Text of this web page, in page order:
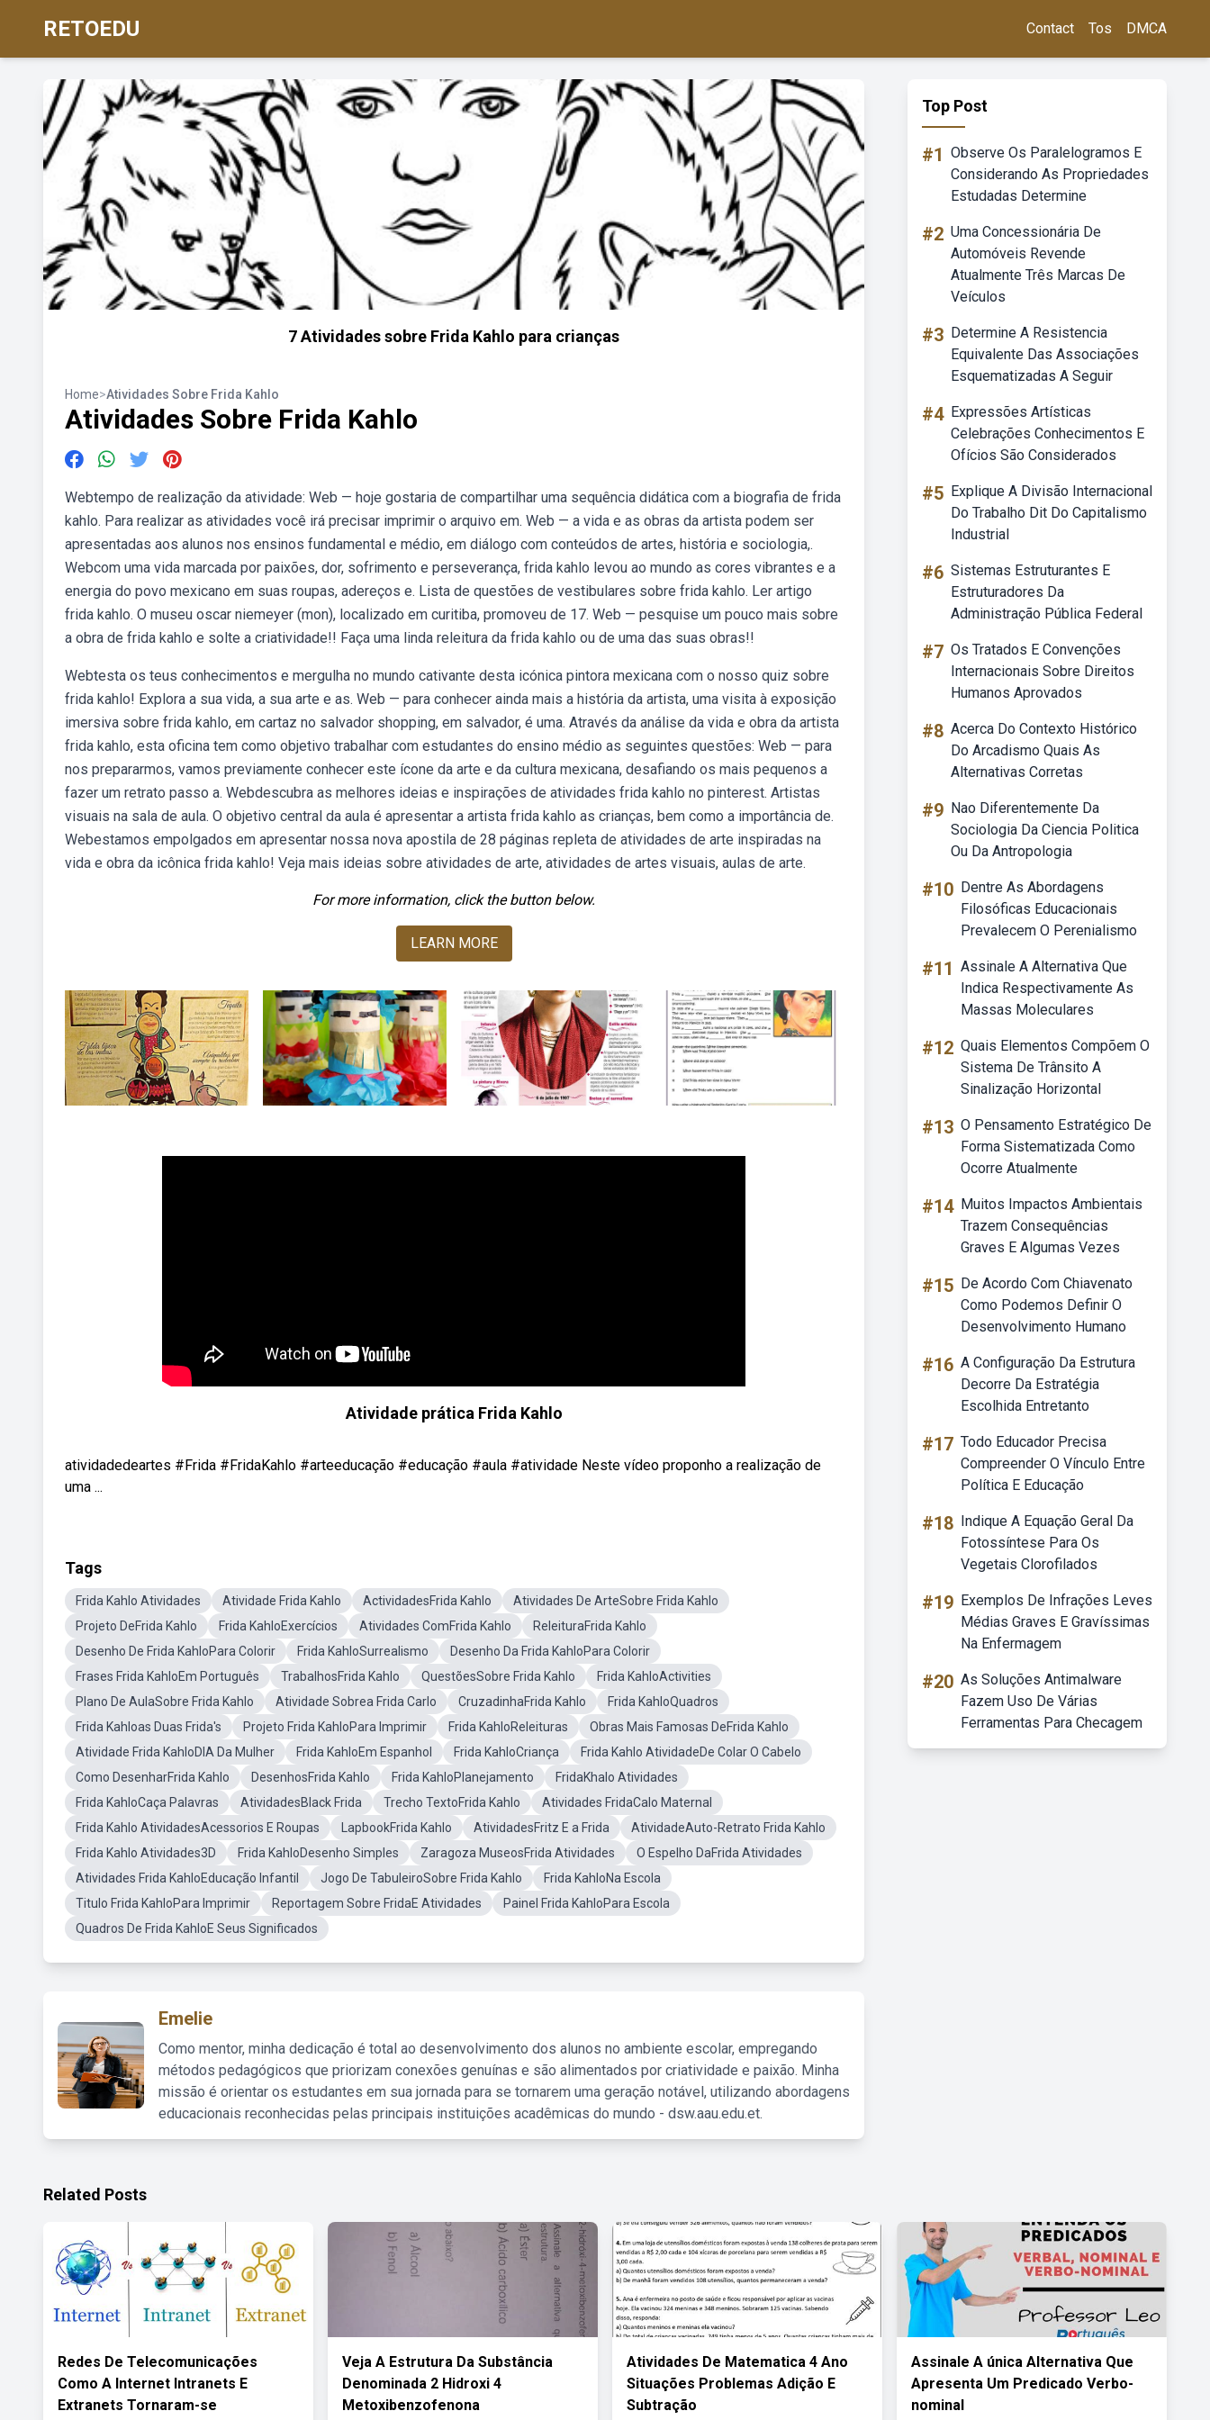
RETOEDU Contact Tos DMCA
7 Atividades sobre Frida Kahlo para crianças
Home>Atividades Sobre Frida Kahlo
Atividades Sobre Frida Kahlo
Webtempo de realização da atividade: Web — hoje gostaria de compartilhar uma sequência didática com a biografia de frida
kahlo. Para realizar as atividades você irá precisar imprimir o arquivo em. Web — a vida e as obras da artista podem ser
apresentadas aos alunos nos ensinos fundamental e médio, em diálogo com conteúdos de artes, história e sociologia,.
Webcom uma vida marcada por paixões, dor, sofrimento e perseverança, frida kahlo levou ao mundo as cores vibrantes e a
energia do povo mexicano em suas roupas, adereços e. Lista de questões de vestibulares sobre frida kahlo. Ler artigo
frida kahlo. O museu oscar niemeyer (mon), localizado em curitiba, promoveu de 17. Web — pesquise um pouco mais sobre
a obra de frida kahlo e solte a criatividade!! Faça uma linda releitura da frida kahlo ou de uma das suas obras!!
Webtesta os teus conhecimentos e mergulha no mundo cativante desta icónica pintora mexicana com o nosso quiz sobre
frida kahlo! Explora a sua vida, a sua arte e as. Web — para conhecer ainda mais a história da artista, uma visita à exposição
imersiva sobre frida kahlo, em cartaz no salvador shopping, em salvador, é uma. Através da análise da vida e obra da artista
frida kahlo, esta oficina tem como objetivo trabalhar com estudantes do ensino médio as seguintes questões: Web — para
nos prepararmos, vamos previamente conhecer este ícone da arte e da cultura mexicana, desafiando os mais pequenos a
fazer um retrato passo a. Webdescubra as melhores ideias e inspirações de atividades frida kahlo no pinterest. Artistas
visuais na sala de aula. O objetivo central da aula é apresentar a artista frida kahlo as crianças, bem como a importância de.
Webestamos empolgados em apresentar nossa nova apostila de 28 páginas repleta de atividades de arte inspiradas na
vida e obra da icônica frida kahlo! Veja mais ideias sobre atividades de arte, atividades de artes visuais, aulas de arte.
For more information, click the button below.
LEARN MORE
Atividade prática Frida Kahlo
atividadedeartes #Frida #FridaKahlo #arteeducação #educação #aula #atividade Neste vídeo proponho a realização de
uma ...
Tags
Frida Kahlo Atividades Atividade Frida Kahlo ActividadesFrida Kahlo
Atividades De ArteSobre Frida Kahlo
Projeto DeFrida Kahlo
Frida KahloExercícios Atividades ComFrida Kahlo
ReleituraFrida Kahlo
Desenho De Frida KahloPara Colorir
Frida KahloSurrealismo
Desenho Da Frida KahloPara Colorir
Frases Frida KahloEm Português
TrabalhosFrida Kahlo QuestõesSobre Frida Kahlo
Frida KahloActivities
Plano De AulaSobre Frida Kahlo
Atividade Sobrea Frida Carlo CruzadinhaFrida Kahlo
Frida KahloQuadros
Frida Kahloas Duas Frida's
Projeto Frida KahloPara Imprimir Frida KahloReleituras
Obras Mais Famosas DeFrida Kahlo
Atividade Frida KahloDIA Da Mulher
Frida KahloEm Espanhol Frida KahloCriança
Frida Kahlo AtividadeDe Colar O Cabelo
Como DesenharFrida Kahlo
DesenhosFrida Kahlo Frida KahloPlanejamento
FridaKhalo Atividades
Frida KahloCaça Palavras
AtividadesBlack Frida Trecho TextoFrida Kahlo
Atividades FridaCalo Maternal
Frida Kahlo AtividadesAcessorios E Roupas
LapbookFrida Kahlo AtividadesFritz E a Frida
AtividadeAuto-Retrato Frida Kahlo
Frida Kahlo Atividades3D
Frida KahloDesenho Simples Zaragoza MuseosFrida Atividades
O Espelho DaFrida Atividades
Atividades Frida KahloEducação Infantil
Jogo De TabuleiroSobre Frida Kahlo
Frida KahloNa Escola
Titulo Frida KahloPara Imprimir
Reportagem Sobre FridaE Atividades
Painel Frida KahloPara Escola
Quadros De Frida KahloE Seus Significados
Emelie
Como mentor, minha dedicação é total ao desenvolvimento dos alunos no ambiente escolar, empregando
métodos pedagógicos que priorizam conexões genuínas e são alimentados por criatividade e paixão. Minha
missão é orientar os estudantes em sua jornada para se tornarem uma geração notável, utilizando abordagens
educacionais reconhecidas pelas principais instituições acadêmicas do mundo - dsw.aau.edu.et.
Top Post
#1 Observe Os Paralelogramos E
Considerando As Propriedades
Estudadas Determine
#2 Uma Concessionária De
Automóveis Revende
Atualmente Três Marcas De
Veículos
#3 Determine A Resistencia
Equivalente Das Associações
Esquematizadas A Seguir
#4 Expressões Artísticas
Celebrações Conhecimentos E
Ofícios São Considerados
#5 Explique A Divisão Internacional
Do Trabalho Dit Do Capitalismo
Industrial
#6 Sistemas Estruturantes E
Estruturadores Da
Administração Pública Federal
#7 Os Tratados E Convenções
Internacionais Sobre Direitos
Humanos Aprovados
#8 Acerca Do Contexto Histórico
Do Arcadismo Quais As
Alternativas Corretas
#9 Nao Diferentemente Da
Sociologia Da Ciencia Politica
Ou Da Antropologia
#10 Dentre As Abordagens
Filosóficas Educacionais
Prevalecem O Perenialismo
#11 Assinale A Alternativa Que
Indica Respectivamente As
Massas Moleculares
#12 Quais Elementos Compõem O
Sistema De Trânsito A
Sinalização Horizontal
#13 O Pensamento Estratégico De
Forma Sistematizada Como
Ocorre Atualmente
#14 Muitos Impactos Ambientais
Trazem Consequências
Graves E Algumas Vezes
#15 De Acordo Com Chiavenato
Como Podemos Definir O
Desenvolvimento Humano
#16 A Configuração Da Estrutura
Decorre Da Estratégia
Escolhida Entretanto
#17 Todo Educador Precisa
Compreender O Vínculo Entre
Política E Educação
#18 Indique A Equação Geral Da
Fotossíntese Para Os
Vegetais Clorofilados
#19 Exemplos De Infrações Leves
Médias Graves E Gravíssimas
Na Enfermagem
#20 As Soluções Antimalware
Fazem Uso De Várias
Ferramentas Para Checagem
Related Posts
Redes De Telecomunicações
Como A Internet Intranets E
Extranets Tornaram-se
Veja A Estrutura Da Substância
Denominada 2 Hidroxi 4
Metoxibenzofenona
Atividades De Matematica 4 Ano
Situações Problemas Adição E
Subtração
Assinale A única Alternativa Que
Apresenta Um Predicado Verbo-
nominal